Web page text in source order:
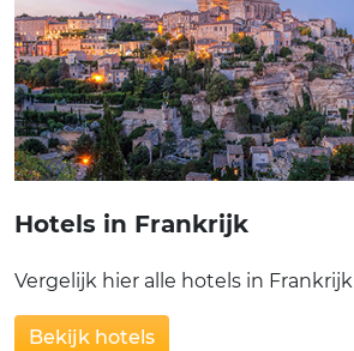
Hotels in Frankrijk
Vergelijk hier alle hotels in Frankrijk
Bekijk hotels